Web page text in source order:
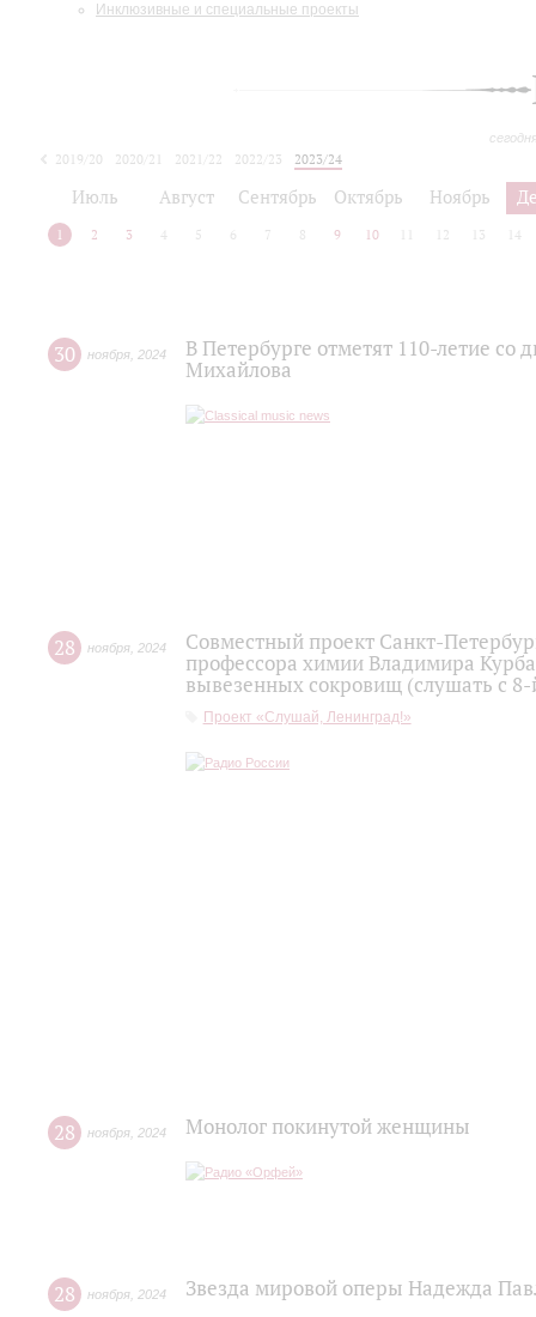
Инклюзивные и специальные проекты
2019/20 2020/21 2021/22 2022/23
2023/24
Июль Август Сентябрь Октябрь Ноябрь
1 2 3 4 5 6 7 8 9 10 12 13 14
30 ноября 2024
В Петербурге отметят 110-летие
Михайлова
28 ноября 2024
Совместный проект Санкт-
профессора химии Владимира
вывезенных сокровищ (слушать с
Проект «Слушай, Ленинград!»
28 ноября 2024 Монолог покинутой женщины
28 ноября 2024 Звезда мировой оперы Надежда